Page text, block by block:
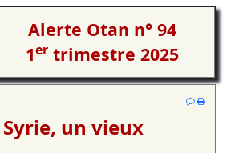
Alerte Otan n° 94
1ertrimestre 2025
un vieux